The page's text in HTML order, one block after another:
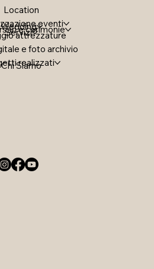
Location
eventi
Weddinge cerimonie
Servizi
attrezzature
e foto archivio
realizzati
Chi Siamo